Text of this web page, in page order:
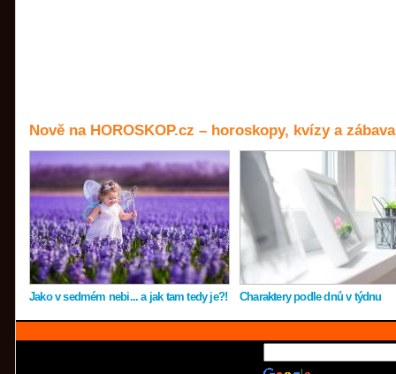
Nově na HOROSKOP.cz – horoskopy, kvízy a zábava
Jako v sedmém nebi... a jak tam tedy je?! Charaktery podle dnů v týdnu